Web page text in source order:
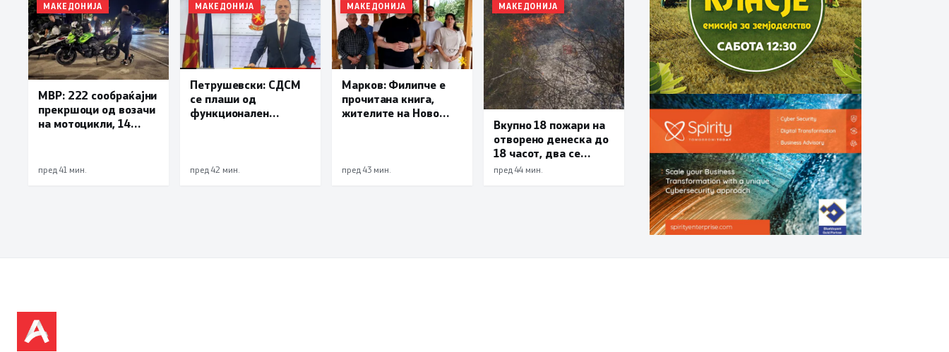
МАКЕДОНИЈА
МВР: 222 сообраќајни
прекршоци од возачи
на мотоцикли, 14
пред 41 мин.
МАКЕДОНИЈА
Петрушевски: СДСМ
се плаши од
функционален
функционираат
пред 42 мин.
МАКЕДОНИЈА
Марков: Филипче е
прочитана книга,
жителите на Ново
политиката на тензии
пред 43 мин.
МАКЕДОНИЈА
Вкупно 18 пожари на
отворено денеска до
18 часот, два се
активни
пред 44 мин.